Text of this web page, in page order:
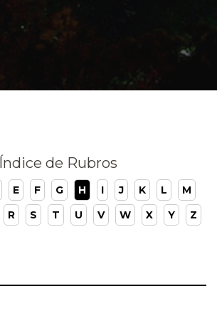
Índice de Rubros
E F G H I J K L
M
R S T U V W X Y Z